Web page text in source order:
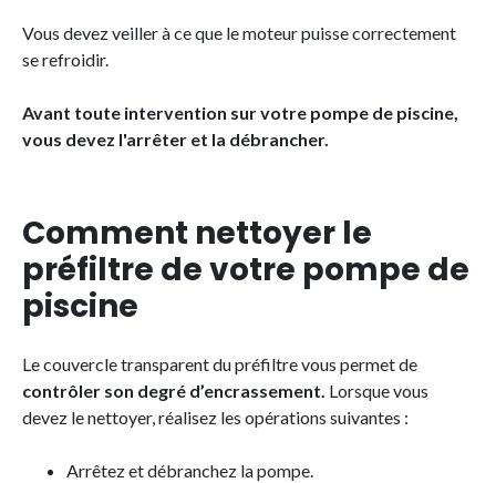
Vous devez veiller à ce que le moteur puisse correctement
se refroidir.
Avant toute intervention sur votre pompe de piscine,
vous devez l'arrêter et la débrancher.
Comment nettoyer le
préfiltre de votre pompe de
piscine
Le couvercle transparent du préfiltre vous permet de
contrôler son degré d’encrassement. Lorsque vous
devez le nettoyer, réalisez les opérations suivantes :
Arrêtez et débranchez la pompe.